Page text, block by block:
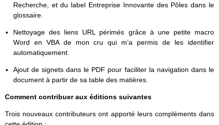
Recherche, et du label Entreprise Innovante des Pôles dans le
glossaire.
Nettoyage des liens URL périmés grâce à une petite macro
Word en VBA de mon cru qui m’a permis de les identifier
automatiquement.
Ajout de signets dans le PDF pour faciliter la navigation dans le
document à partir de sa table des matières.
Comment contribuer aux éditions suivantes
Trois nouveaux contributeurs ont apporté leurs compléments dans